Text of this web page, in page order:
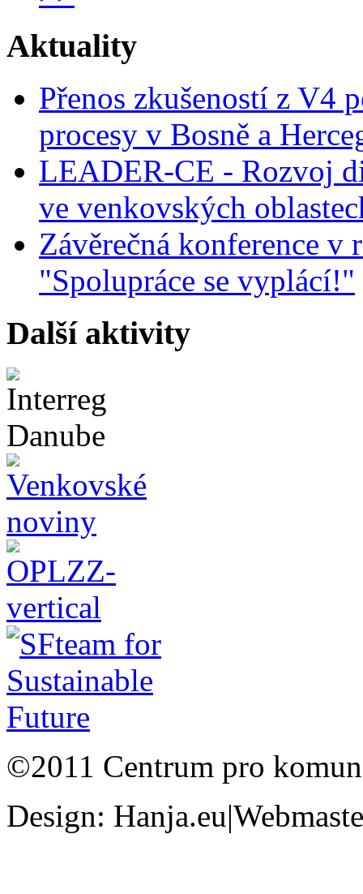
Aktuality
Přenos zkušeností z V4
procesy v Bosně a
LEADER-CE - Rozvoj
ve venkovských
Závěrečná konference v
"Spolupráce se vyplácí!"
Další aktivity
©2011 Centrum pro
Design: